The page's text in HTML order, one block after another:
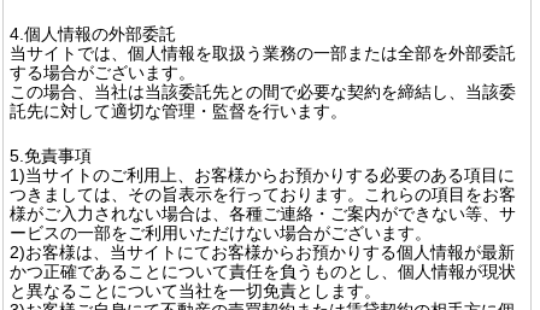
4.個人情報の外部委託
当サイトでは、個人情報を取扱う業務の一部または全部を外部委託
する場合がございます。
この場合、当社は当該委託先との間で必要な契約を締結し、当該委
託先に対して適切な管理・監督を行います。
5.免責事項
1)当サイトのご利用上、お客様からお預かりする必要のある項目に
つきましては、その旨表示を行っております。これらの項目をお客
様がご入力されない場合は、各種ご連絡・ご案内ができない等、サ
ービスの一部をご利用いただけない場合がございます。
2)お客様は、当サイトにてお客様からお預かりする個人情報が最新
かつ正確であることについて責任を負うものとし、個人情報が現状
と異なることについて当社を一切免責とします。